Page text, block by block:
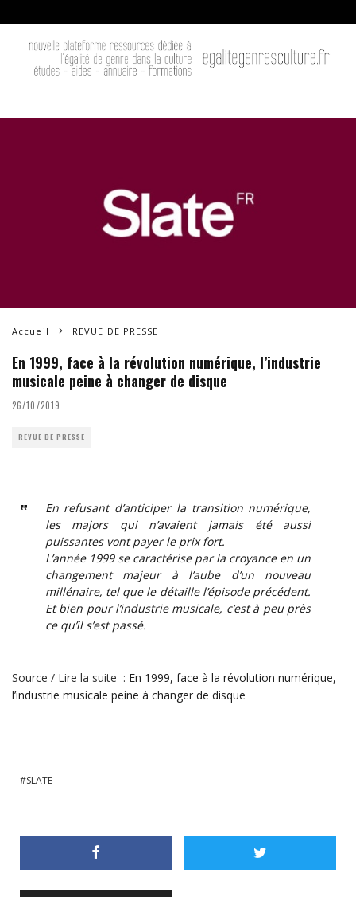
Accueil REVUE DE PRESSE
En 1999, face à la révolution numérique, l’industrie
musicale peine à changer de disque
26/10/2019
REVUE DE PRESSE
En refusant d’anticiper la transition numérique,
les majors qui n’avaient jamais été aussi
puissantes vont payer le prix fort.
L’année 1999 se caractérise par la croyance en un
changement majeur à l’aube d’un nouveau
millénaire, tel que le détaille l’épisode précédent.
Et bien pour l’industrie musicale, c’est à peu près
ce qu’il s’est passé.
Source / Lire la suite : En 1999, face à la révolution numérique,
l’industrie musicale peine à changer de disque
SLATE